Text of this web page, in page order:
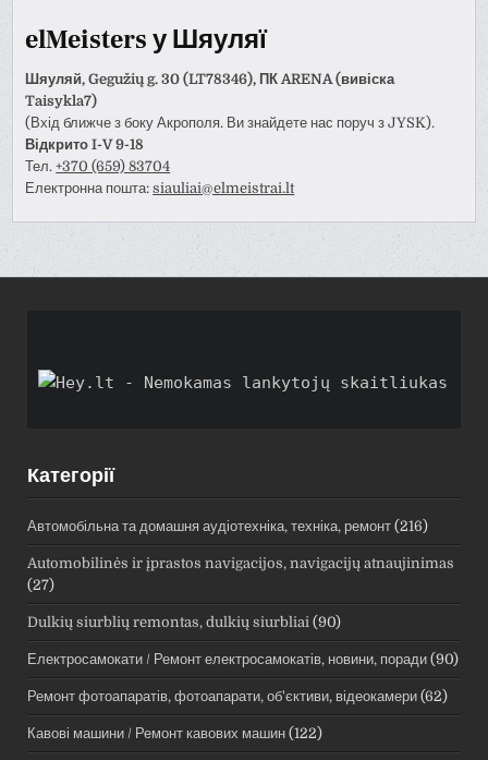
elMeisters у Шяуляї
Шяуляй, Gegužių g. 30 (LT78346), ПК ARENA (вивіска
Taisykla7)
(Вхід ближче з боку Акрополя. Ви знайдете нас поруч з JYSK).
Відкрито I-V 9-18
Тел.+370 (659) 83704
Електронна пошта:siauliai@elmeistrai.lt
Категорії
Автомобільна та домашня аудіотехніка, техніка, ремонт (216)
Automobilinės ir įprastos navigacijos, navigacijų atnaujinimas
(27)
Dulkių siurblių remontas, dulkių siurbliai (90)
Електросамокати / Ремонт електросамокатів, новини, поради (90)
Ремонт фотоапаратів, фотоапарати, об'єктиви, відеокамери (62)
Кавові машини / Ремонт кавових машин (122)